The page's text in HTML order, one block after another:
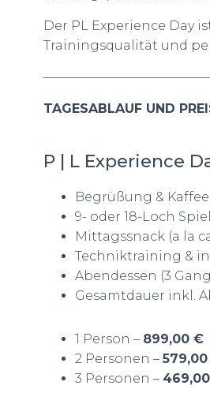
Der PL Experience Day
Trainingsqualität und
TAGESABLAUF UND
P | L Experience
Begrüßung & Kaffee
9- oder 18-Loch
Mittagssnack (a la
Techniktraining &
Abendessen (3
Gesamtdauer inkl.
1 Person – 899,00 €
2 Personen –
3 Personen –